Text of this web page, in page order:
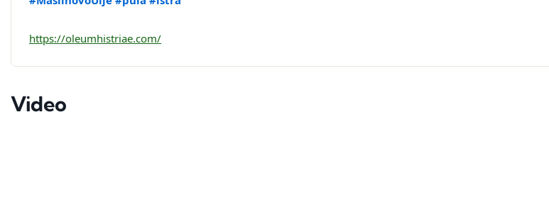
https://oleumhistriae.com/
Video